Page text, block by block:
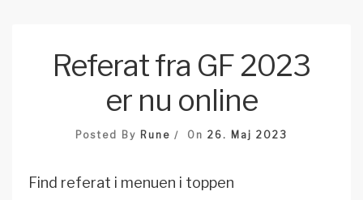
Referat fra GF 2023
er nu online
Posted By Rune On 26. Maj 2023
Find referat i menuen i toppen